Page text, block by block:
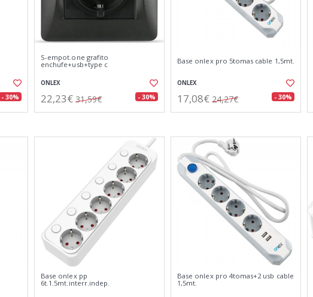
- 30%
S-empot.one grafito
enchufe+usb+type c
ONLEX
22,23€ 31,59€ - 30%
Base onlex pro 5tomas cable 1,5mt.
ONLEX
17,08€ 24,27€ - 30%
Base onlex pp
6t.1.5mt.interr.indep.
Base onlex pro 4tomas+2 usb cable
1,5mt.